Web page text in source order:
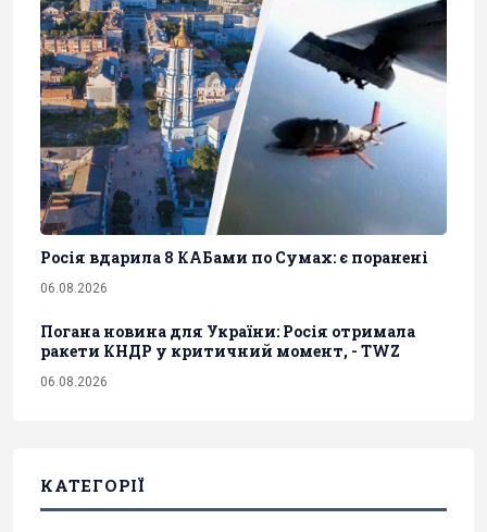
Росія вдарила 8 КАБами по Сумах: є поранені
06.08.2026
Погана новина для України: Росія отримала
ракети КНДР у критичний момент, - TWZ
06.08.2026
КАТЕГОРІЇ